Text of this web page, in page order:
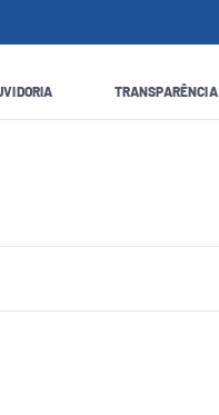
TRANSPARÊNCIA